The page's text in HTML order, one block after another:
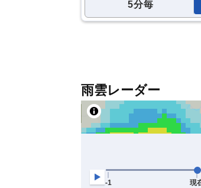
5分毎
雨雲レーダー